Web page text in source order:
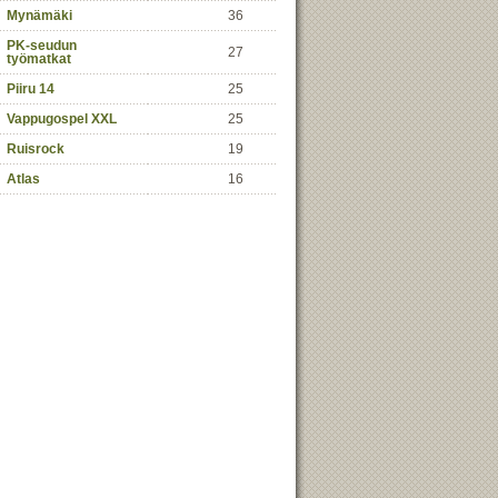
Mynämäki 36
PK-seudun
työmatkat
27
Piiru 14
25
Vappugospel XXL
25
Ruisrock
19
Atlas 16